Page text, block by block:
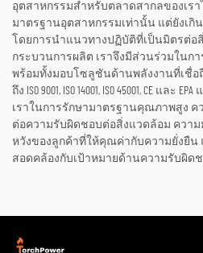
อุตสาหกรรมสำหรับตลาดสากลของเร
มาตรฐานอุตสาหกรรมเท่านั้น แต่ยังเกิ
โดยการนำแนวทางปฏิบัติที่เป็นมิตรต่อ
กระบวนการผลิต เราจึงมีส่วนร่วมในก
พร้อมทั้งมอบโซลูชันด้านพลังงานที่เชื่อ
ถึง ISO 9001, ISO 14001, ISO 45001, CE แล
เราในการรักษามาตรฐานคุณภาพสูง
ต่อความรับผิดชอบต่อสิ่งแวดล้อม ควา
หวังของลูกค้าที่ให้คุณค่ากับความยั่งยืน
สอดคล้องกับเป้าหมายด้านความรับผิด